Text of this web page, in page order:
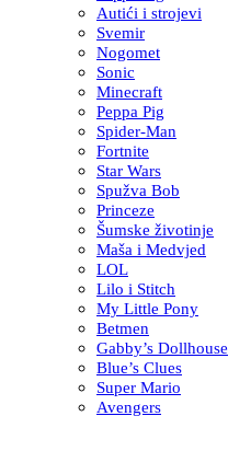
Autići i strojevi
Svemir
Nogomet
Sonic
Minecraft
Peppa Pig
Spider-Man
Fortnite
Star Wars
Spužva Bob
Princeze
Šumske životinje
Maša i Medvjed
LOL
Lilo i Stitch
My Little Pony
Betmen
Gabby’s Dollhouse
Blue’s Clues
Super Mario
Avengers